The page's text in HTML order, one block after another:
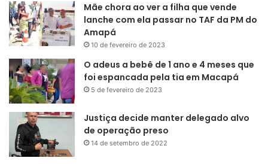
Mãe chora ao ver a filha que vende
lanche com ela passar no TAF da PM do
Amapá
10 de fevereiro de 2023
O adeus a bebê de 1 ano e 4 meses que
foi espancada pela tia em Macapá
5 de fevereiro de 2023
Justiça decide manter delegado alvo
de operação preso
14 de setembro de 2022